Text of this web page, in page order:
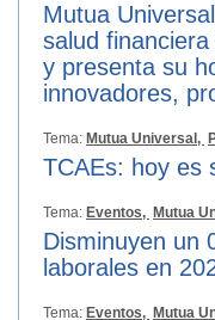
Mutua
salud
y presenta su
innovadores,
Tema: Mutua Universal,
TCAEs: hoy es
Tema: Eventos, Mutua
Disminuyen un
laborales en
Tema: Eventos, Mutua